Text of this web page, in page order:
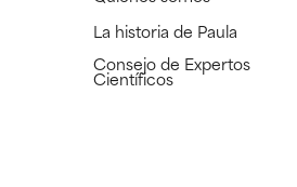
La historia de Paula
Consejo de Expertos
Científicos